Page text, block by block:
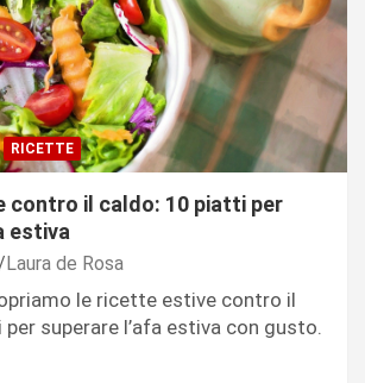
RICETTE
contro il caldo: 10 piatti per
estiva
Laura de Rosa
le ricette estive contro il
superare l’afa estiva con gusto.